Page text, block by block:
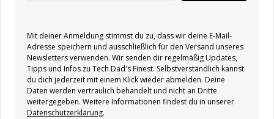
Mit deiner Anmeldung stimmst du zu, dass wir deine E-Mail-
Adresse speichern und ausschließlich für den Versand unseres
Newsletters verwenden. Wir senden dir regelmäßig Updates,
Tipps und Infos zu Tech Dad's Finest. Selbstverständlich kannst
du dich jederzeit mit einem Klick wieder abmelden. Deine
Daten werden vertraulich behandelt und nicht an Dritte
weitergegeben. Weitere Informationen findest du in unserer
Datenschutzerklärung.